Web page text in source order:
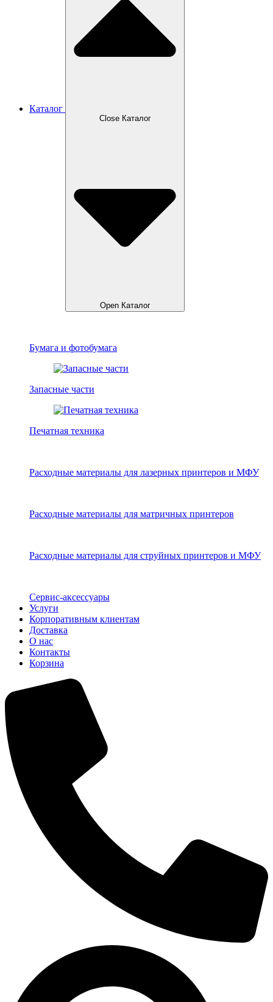
Каталог
Close Каталог
Open Каталог
Бумага и фотобумага
Запасные части
Печатная техника
Расходные материалы для лазерных принтеров и МФУ
Расходные материалы для матричных принтеров
Расходные материалы для струйных принтеров и МФУ
Сервис-аксессуары
Услуги
Корпоративным клиентам
Доставка
О нас
Контакты
Корзина